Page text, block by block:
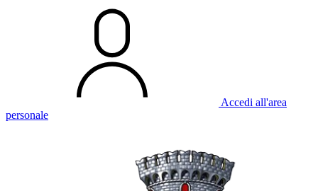
Accedi all'area
personale